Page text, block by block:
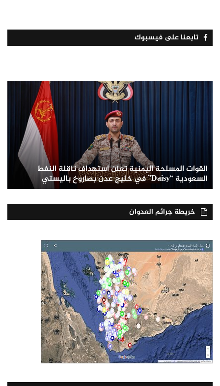
تابعنا على فيسبوك
القوات المسلحة اليمنية تعلن استهداف ناقلة النفط
السعودية “Daisy” في خليج عدن بصاروخ باليستي
خريطة جرائم العدوان